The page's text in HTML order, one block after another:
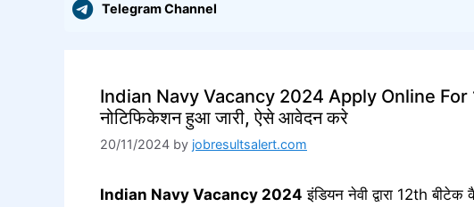
Telegram Channel
Indian Navy Vacancy 2024 Apply Online For
नोटिफिकेशन हुआ जारी, ऐसे आवेदन करे
20/11/2024 by jobresultsalert.com
Indian Navy Vacancy 2024 इंडियन नेवी द्वारा 12th